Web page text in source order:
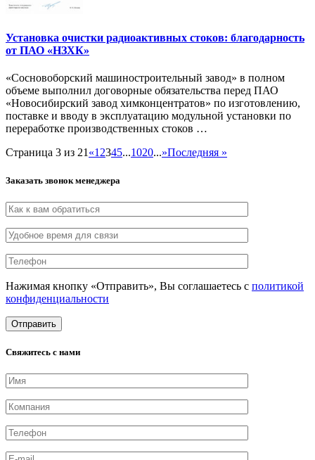
Установка очистки радиоактивных стоков: благодарность
от ПАО «НЗХК»
«Сосновоборский машиностроительный завод» в полном
объеме выполнил договорные обязательства перед ПАО
«Новосибирский завод химконцентратов» по изготовлению,
поставке и вводу в эксплуатацию модульной установки по
переработке производственных стоков …
Страница 3 из 21«12345...1020...»Последняя »
Заказать звонок менеджера
Нажимая кнопку «Отправить», Вы соглашаетесь с политикой
конфиденциальности
Свяжитесь с нами